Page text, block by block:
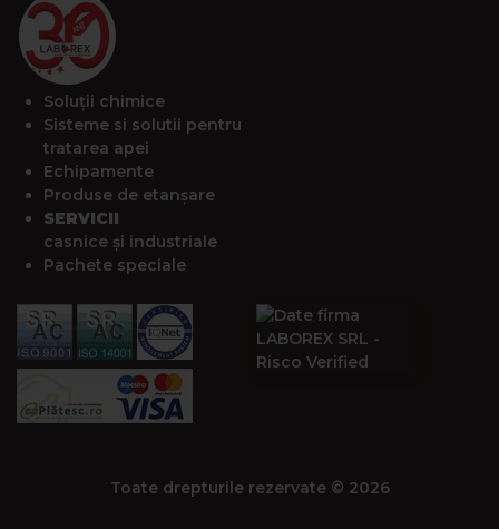
Soluții chimice
Sisteme si solutii pentru
tratarea apei
Echipamente
Produse de etanșare
SERVICII
casnice și industriale
Pachete speciale
Toate drepturile rezervate © 2026